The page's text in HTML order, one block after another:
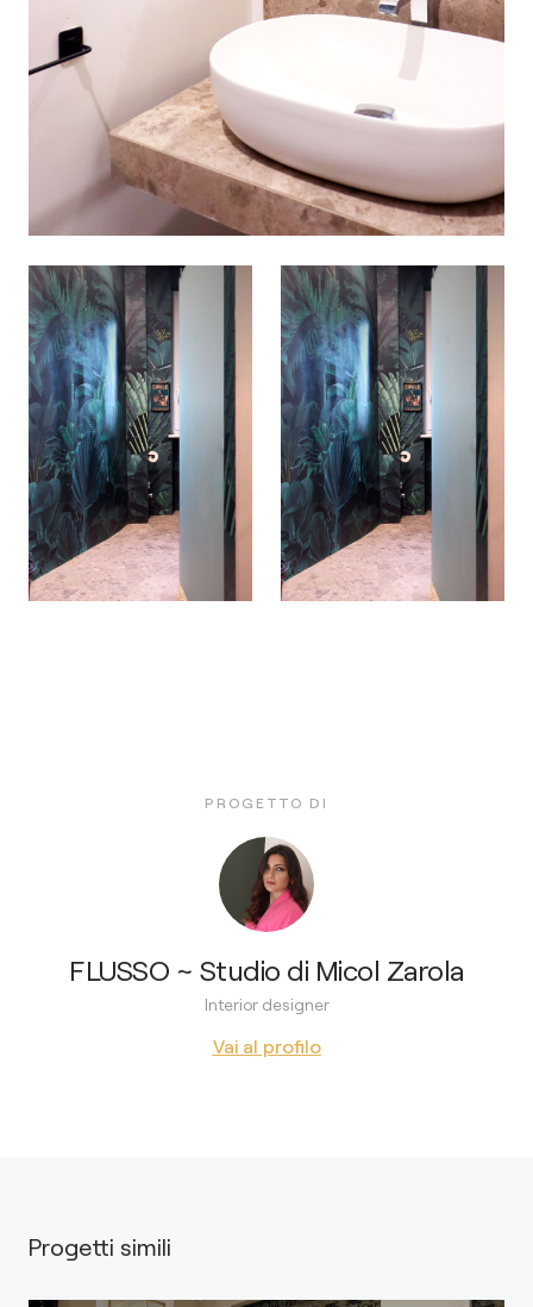
PROGETTO DI
FLUSSO ~ Studio di Micol Zarola
Interior designer
Vai al profilo
Progetti simili